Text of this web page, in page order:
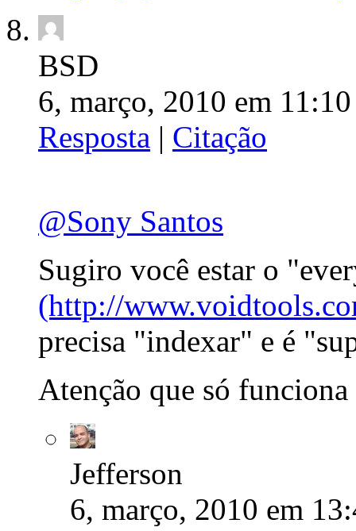
BSD
6, março, 2010 em
Resposta | Citação
@Sony Santos
Sugiro você estar o
(http://
precisa "indexar" e é
Atenção que só
Jefferson
6, março, 2010 em